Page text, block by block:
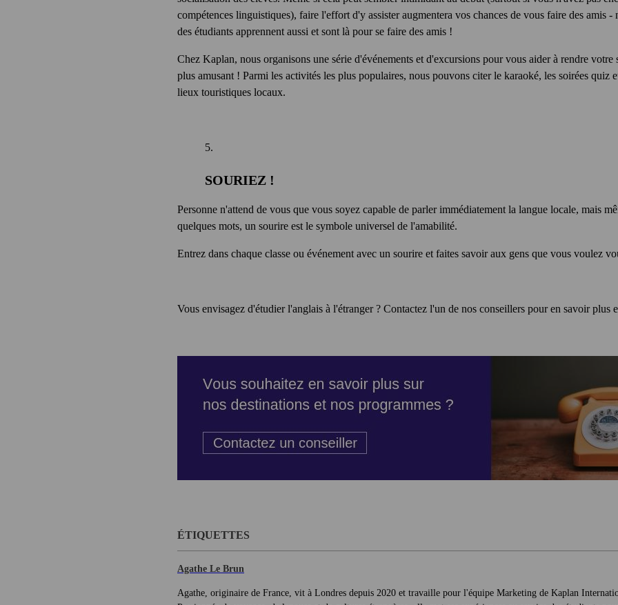
compétences linguistiques), faire l'effort d'y assister augmentera vos chances de vous faire des amis
des étudiants apprennent aussi et sont là pour se faire des amis !
Chez Kaplan, nous organisons une série d'événements et d'excursions pour vous aider à rendre
plus amusant ! Parmi les activités les plus populaires, nous pouvons citer le karaoké, les soirées quiz
lieux touristiques locaux.
SOURIEZ !
Personne n'attend de vous que vous soyez capable de parler immédiatement la langue locale, mais
quelques mots, un sourire est le symbole universel de l'amabilité.
Entrez dans chaque classe ou événement avec un sourire et faites savoir aux gens que vous voulez
Vous envisagez d'étudier l'anglais à l'étranger ? Contactez l'un de nos conseillers pour en savoir plus
ÉTIQUETTES
Agathe Le Brun
Agathe, originaire de France, vit à Londres depuis 2020 et travaille pour l'équipe Marketing de Kaplan